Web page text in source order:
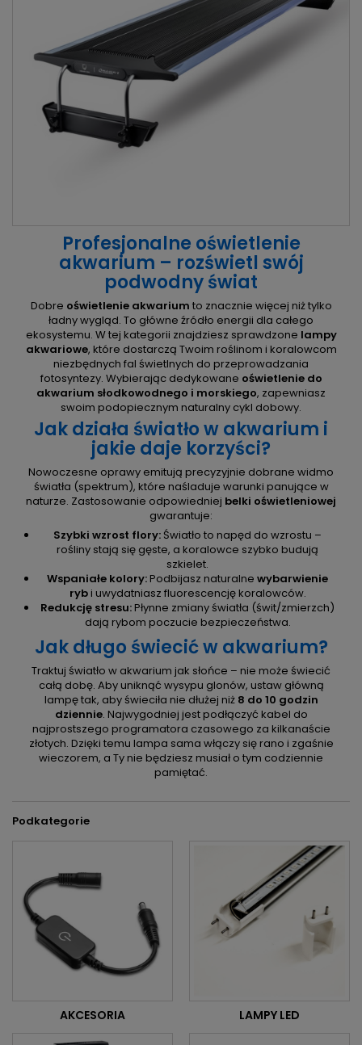
Profesjonalne oświetlenie
akwarium – rozświetl swój
podwodny świat
Dobre oświetlenie akwarium to znacznie więcej niż tylko
ładny wygląd. To główne źródło energii dla całego
ekosystemu. W tej kategorii znajdziesz sprawdzone lampy
akwariowe, które dostarczą Twoim roślinom i koralowcom
niezbędnych fal świetlnych do przeprowadzania
fotosyntezy. Wybierając dedykowane oświetlenie do
akwarium słodkowodnego i morskiego, zapewniasz
swoim podopiecznym naturalny cykl dobowy.
Jak działa światło w akwarium i
jakie daje korzyści?
Nowoczesne oprawy emitują precyzyjnie dobrane widmo
światła (spektrum), które naśladuje warunki panujące w
naturze. Zastosowanie odpowiedniej belki oświetleniowej
gwarantuje:
Szybki wzrost flory: Światło to napęd do wzrostu –
rośliny stają się gęste, a koralowce szybko budują
szkielet.
Wspaniałe kolory:Podbijasz naturalne wybarwienie
rybi uwydatniasz fluorescencję koralowców.
Redukcję stresu:Płynne zmiany światła (świt/zmierzch)
dają rybom poczucie bezpieczeństwa.
Jak długo świecić w akwarium?
Traktuj światło w akwarium jak słońce – nie może świecić
całą dobę. Aby uniknąć wysypu glonów, ustaw główną
lampę tak, aby świeciła nie dłużej niż 8 do 10 godzin
dziennie. Najwygodniej jest podłączyć kabel do
najprostszego programatora czasowego za kilkanaście
złotych. Dzięki temu lampa sama włączy się rano i zgaśnie
wieczorem, a Ty nie będziesz musiał o tym codziennie
pamiętać.
Podkategorie
AKCESORIA LAMPY LED